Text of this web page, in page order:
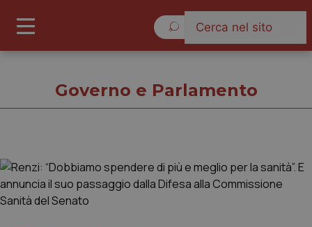
Cronache
Governo e Parlamento